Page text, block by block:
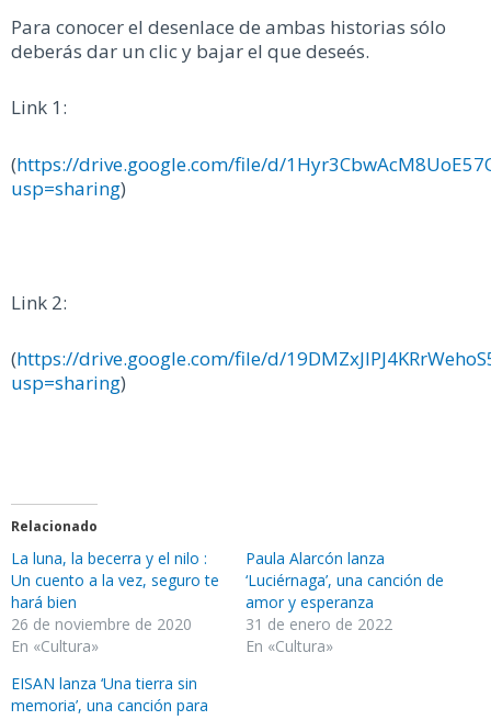
Para conocer el desenlace de ambas historias sólo
deberás dar un clic y bajar el que deseés.
Link 1:
(https://drive.google.com/file/d/
usp=sharing)
Link 2:
(https://drive.google.com/file/d/
usp=sharing)
Relacionado
La luna, la becerra y el nilo :
Un cuento a la vez, seguro te
hará bien
26 de noviembre de 2020
En «Cultura»
Paula Alarcón lanza
‘Luciérnaga’, una canción de
amor y esperanza
31 de enero de 2022
En «Cultura»
EISAN lanza ‘Una tierra sin
memoria’, una canción para